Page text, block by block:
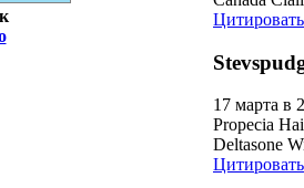
Цитировать
17 марта в
Propecia
Deltasone
Цитировать